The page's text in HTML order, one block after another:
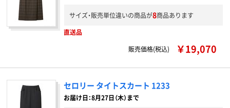
サイズ・販売単位違いの商品が8商品あります
直送品
販売価格(税込)
￥19,070
セロリー タイトスカート 1233
お届け日：8月27日（木）まで